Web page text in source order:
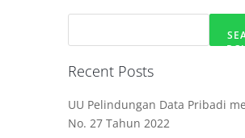
Recent Posts
UU Pelindungan Data Pribadi
No. 27 Tahun 2022